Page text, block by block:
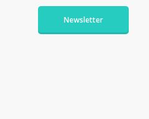
Newsletter